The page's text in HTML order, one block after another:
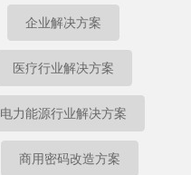
企业解决方案
医疗行业解决方案
电力能源行业解决方案
商用密码改造方案